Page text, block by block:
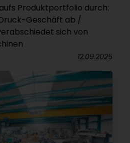
Produktportfolio durch:
Geschäft ab /
sich von
12.09.2025